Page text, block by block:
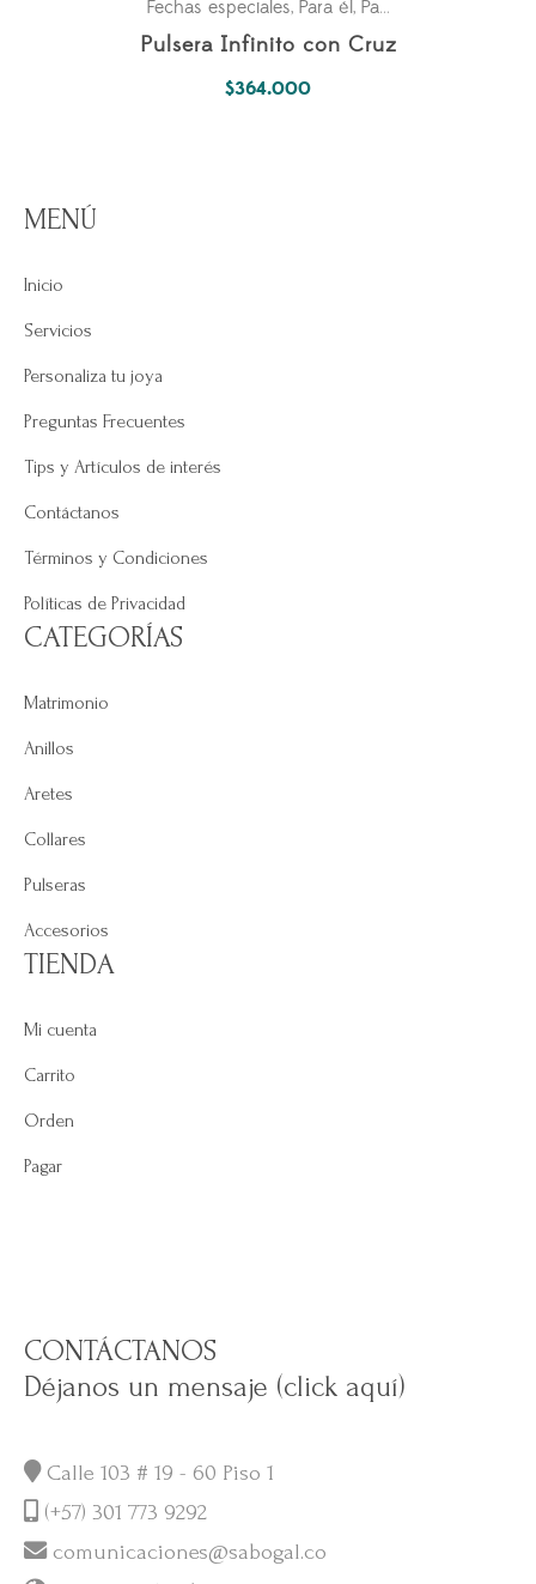
Fechas especiales, Para él, Para ella
Pulsera Infinito con Cruz
$364.000
MENÚ
Inicio
Servicios
Personaliza tu joya
Preguntas Frecuentes
Tips y Artículos de interés
Contáctanos
Términos y Condiciones
Políticas de Privacidad
CATEGORÍAS
Matrimonio
Anillos
Aretes
Collares
Pulseras
Accesorios
TIENDA
Mi cuenta
Carrito
Orden
Pagar
CONTÁCTANOS
Déjanos un mensaje (click aquí)
Calle 103 # 19 - 60 Piso 1
(+57) 301 773 9292
comunicaciones@sabogal.co